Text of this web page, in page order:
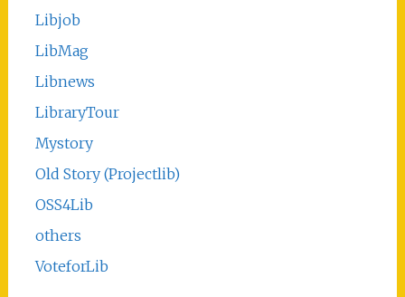
Libjob
LibMag
Libnews
LibraryTour
Mystory
Old Story (Projectlib)
OSS4Lib
others
VoteforLib